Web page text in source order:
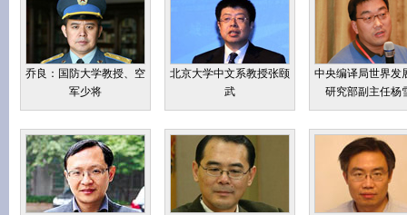
许利平：中国社科院亚太与全球战略研究院教授
何茂春：清华大学国际关系学系教授
王义桅：中国人民大学国际关系学院教授
田文林：中国现代国际关系研究院副研究员
赵昌会：中国进出口银行首席国家风险分析师
李海东：外交学院教授
庞中英：中国人民大学教授
乔良：国防大学教授、空
军少将
北京大学中文系教授张颐
武
中央编译局世界发
研究部副主任杨